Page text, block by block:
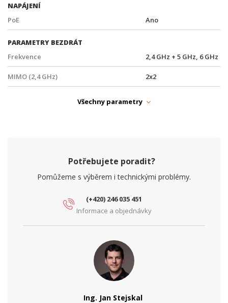
NAPÁJENÍ
PoE
Ano
PARAMETRY BEZDRÁT
Frekvence
2,4 GHz + 5 GHz, 6 GHz
MIMO (2,4 GHz) 2x2
Přenosová rychlost WiFi - 2.4 GHz (Mbps) 700
Přenosová rychlost WiFi - 5 GHz (Mbps) 2900
Přenosová rychlost WiFi - 6 GHz (Mbps)
WiFi 7
Všechny parametry
Potřebujete poradit?
Pomůžeme s výběrem i technickými problémy.
(+420) 246 035 451
Informace a objednávky
Ing. Jan Stejskal